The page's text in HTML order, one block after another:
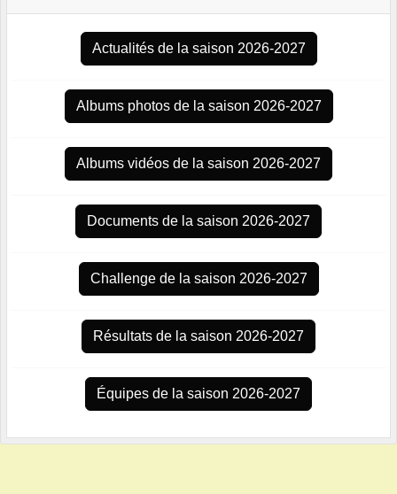
Actualités de la saison 2026-2027
Albums photos de la saison 2026-2027
Albums vidéos de la saison 2026-2027
Documents de la saison 2026-2027
Challenge de la saison 2026-2027
Résultats de la saison 2026-2027
Équipes de la saison 2026-2027